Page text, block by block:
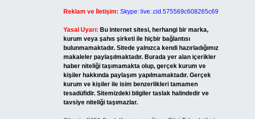
Reklam ve İletişim: Skype: live:.cid.575569c608265c69
Yasal Uyarı: Bu internet sitesi, herhangi bir marka,
kurum veya şahıs şirketi ile hiçbir bağlantısı
bulunmamaktadır. Sitede yalnızca kendi hazırladığımız
makaleler paylaşılmaktadır. Burada yer alan içerikler
haber niteliği taşımamakta olup, gerçek kurum ve
kişiler hakkında paylaşım yapılmamaktadır. Gerçek
kurum ve kişiler ile isim benzerlikleri tamamen
tesadüfidir. Sitemizdeki bilgiler taslak halindedir ve
tavsiye niteliği taşımazlar.